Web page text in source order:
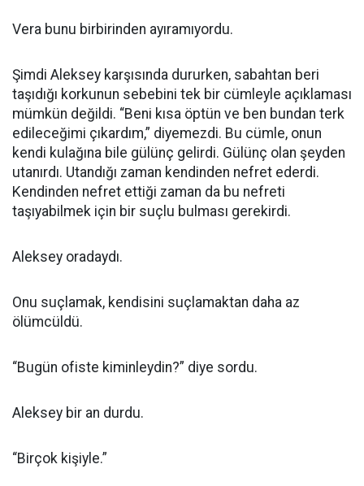
Vera bunu birbirinden ayıramıyordu.
Şimdi Aleksey karşısında dururken, sabahtan beri
taşıdığı korkunun sebebini tek bir cümleyle açıklaması
mümkün değildi. “Beni kısa öptün ve ben bundan terk
edileceğimi çıkardım,” diyemezdi. Bu cümle, onun
kendi kulağına bile gülünç gelirdi. Gülünç olan şeyden
utanırdı. Utandığı zaman kendinden nefret ederdi.
Kendinden nefret ettiği zaman da bu nefreti
taşıyabilmek için bir suçlu bulması gerekirdi.
Aleksey oradaydı.
Onu suçlamak, kendisini suçlamaktan daha az
ölümcüldü.
“Bugün ofiste kiminleydin?” diye sordu.
Aleksey bir an durdu.
“Birçok kişiyle.”